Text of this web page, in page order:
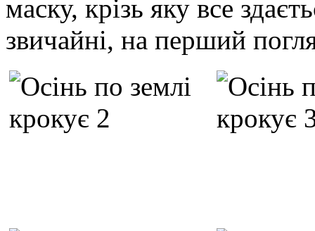
маску, крізь яку все
звичайні, на перший